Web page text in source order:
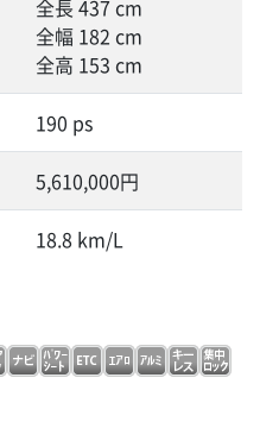
全長 437 cm
全幅 182 cm
全高 153 cm
190 ps
5,610,000円
18.8 km/L